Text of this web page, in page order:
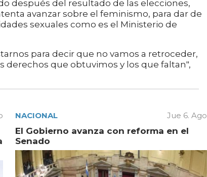
después del resultado de las elecciones,
avanzar sobre el feminismo, para dar de
sexuales como es el Ministerio de
para decir que no vamos a retroceder,
derechos que obtuvimos y los que faltan",
NACIONAL Jue 6. Ago
El Gobierno avanza con reforma en el
Senado